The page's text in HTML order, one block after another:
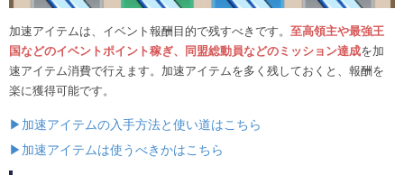
加速アイテムは、イベント報酬目的で残すべきです。 至高領主や最強王
国などのイベントポイント稼ぎ、同盟総動員などのミッション達成を加
速アイテム消費で行えます。加速アイテムを多く残しておくと、報酬を
楽に獲得可能です。
▶加速アイテムの入手方法と使い道はこちら
▶加速アイテムは使うべきかはこちら